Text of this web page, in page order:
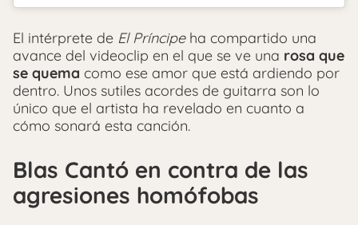
El intérprete de El Príncipeha compartido una
avance del videoclip en el que se ve una rosa que
se quema como ese amor que está ardiendo por
dentro. Unos sutiles acordes de guitarra son lo
único que el artista ha revelado en cuanto a
cómo sonará esta canción.
Blas Cantó en contra de las
agresiones homófobas